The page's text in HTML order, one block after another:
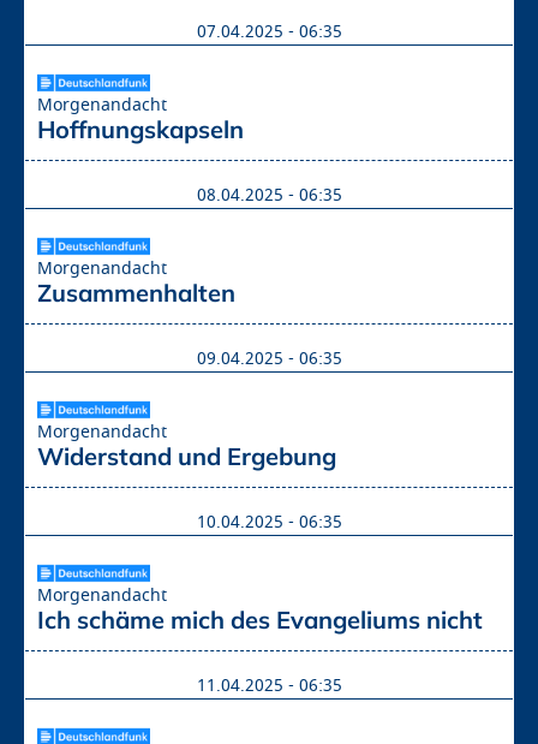
07.04.2025 - 06:35
Morgenandacht
Hoffnungskapseln
08.04.2025 - 06:35
Morgenandacht
Zusammenhalten
09.04.2025 - 06:35
Morgenandacht
Widerstand und Ergebung
10.04.2025 - 06:35
Morgenandacht
Ich schäme mich des Evangeliums nicht
11.04.2025 - 06:35